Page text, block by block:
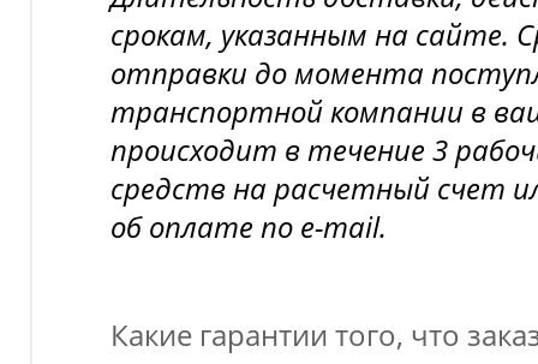
срокам, указанным на сайте.
отправки до момента
транспортной компании в
происходит в течение 3
средств на расчетный счет
об оплате по e-mail.
Какие гарантии того, что